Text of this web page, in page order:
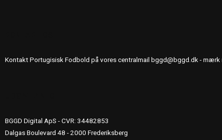
Kontakt Portugisisk Fodbold på vores centralmail bggd@bggd.dk - mærk
BGGD Digital ApS - CVR: 34482853
Dalgas Boulevard 48 - 2000 Frederiksberg